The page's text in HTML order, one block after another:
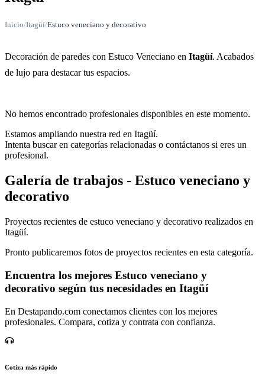
Inicio/Itagüí/Estuco veneciano y decorativo
Decoración de paredes con Estuco Veneciano en Itagüí. Acabados
de lujo para destacar tus espacios.
No hemos encontrado profesionales disponibles en este momento.
Estamos ampliando nuestra red en Itagüí.
Intenta buscar en categorías relacionadas o contáctanos si eres un
profesional.
Galería de trabajos - Estuco veneciano y
decorativo
Proyectos recientes de estuco veneciano y decorativo realizados en
Itagüí.
Pronto publicaremos fotos de proyectos recientes en esta categoría.
Encuentra los mejores Estuco veneciano y
decorativo según tus necesidades en Itagüí
En Destapando.com conectamos clientes con los mejores
profesionales. Compara, cotiza y contrata con confianza.
Cotiza más rápido